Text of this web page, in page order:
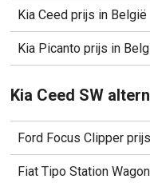
Kia Ceed prijs in België
Kia Picanto prijs in
Kia Ceed SW
Ford Focus Clipper
Fiat Tipo Station